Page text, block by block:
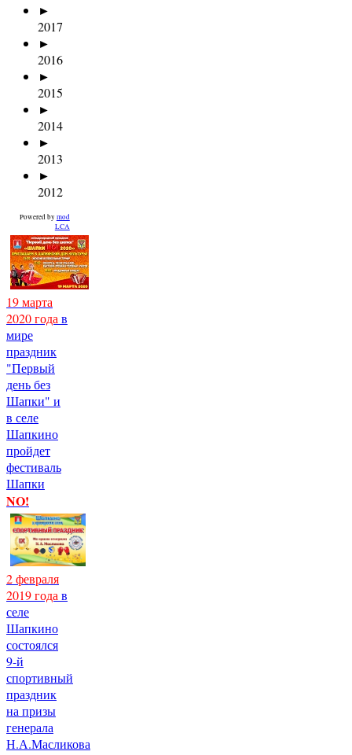
►
2017
►
2016
►
2015
►
2014
►
2013
►
2012
Powered by mod
LCA
19 марта
2020 года в
мире
праздник
"Первый
день без
Шапки" и
в селе
Шапкино
пройдет
фестиваль
Шапки
NO!
2 февраля
2019 года в
селе
Шапкино
состоялся
9-й
спортивный
праздник
на призы
генерала
Н.А.Масликова